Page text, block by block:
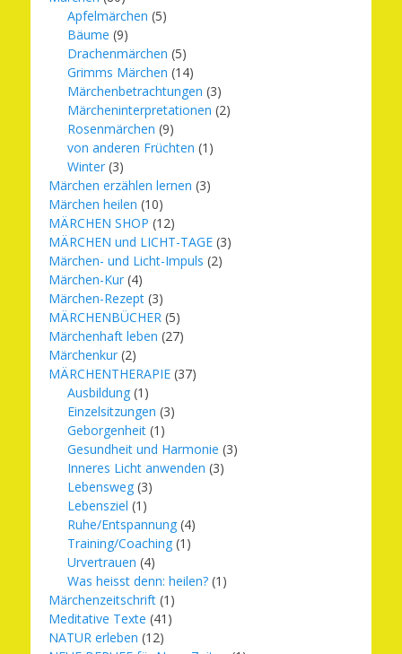
Apfelmärchen (5)
Bäume (9)
Drachenmärchen (5)
Grimms Märchen (14)
Märchenbetrachtungen (3)
Märcheninterpretationen (2)
Rosenmärchen (9)
von anderen Früchten (1)
Winter (3)
Märchen erzählen lernen (3)
Märchen heilen (10)
MÄRCHEN SHOP (12)
MÄRCHEN und LICHT-TAGE (3)
Märchen- und Licht-Impuls (2)
Märchen-Kur (4)
Märchen-Rezept (3)
MÄRCHENBÜCHER (5)
Märchenhaft leben (27)
Märchenkur (2)
MÄRCHENTHERAPIE (37)
Ausbildung (1)
Einzelsitzungen (3)
Geborgenheit (1)
Gesundheit und Harmonie (3)
Inneres Licht anwenden (3)
Lebensweg (3)
Lebensziel (1)
Ruhe/Entspannung (4)
Training/Coaching (1)
Urvertrauen (4)
Was heisst denn: heilen? (1)
Märchenzeitschrift (1)
Meditative Texte (41)
NATUR erleben (12)